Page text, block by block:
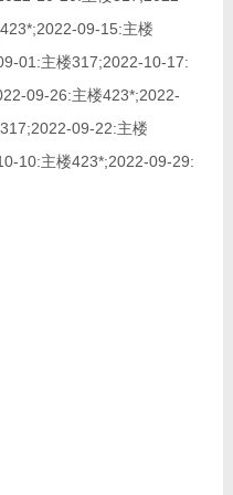
09-15:主楼
01:主楼317;2022-10-17:
09-26:主楼423*;2022-
09-22:主楼
10:主楼423*;2022-09-29: